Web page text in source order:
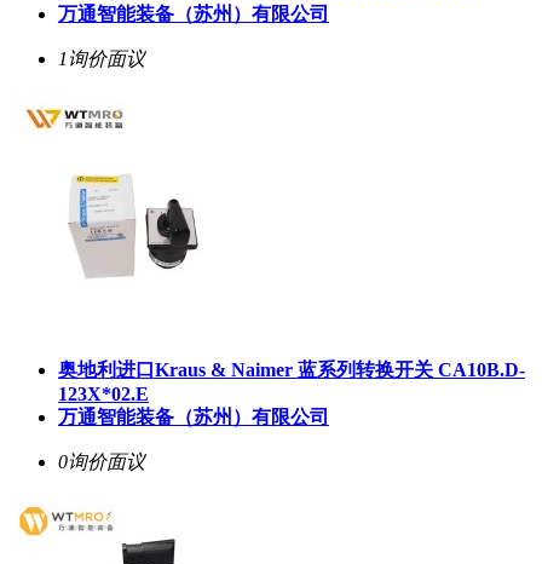
万通智能装备（苏州）有限公司
1询价面议
奥地利进口Kraus & Naimer 蓝系列转换开关 CA10B.D-
123X*02.E
万通智能装备（苏州）有限公司
0询价面议